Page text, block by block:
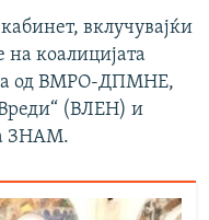
вклучувајќи
на коалицијата
од ВМРО-ДПМНЕ,
(ВЛЕН) и
ЗНАМ.